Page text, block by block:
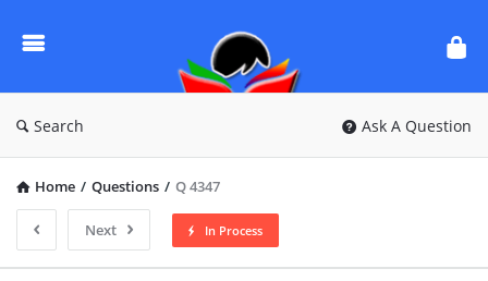
Questions
Search Ask A Question
Home / Questions / Q 4347
Next In Process